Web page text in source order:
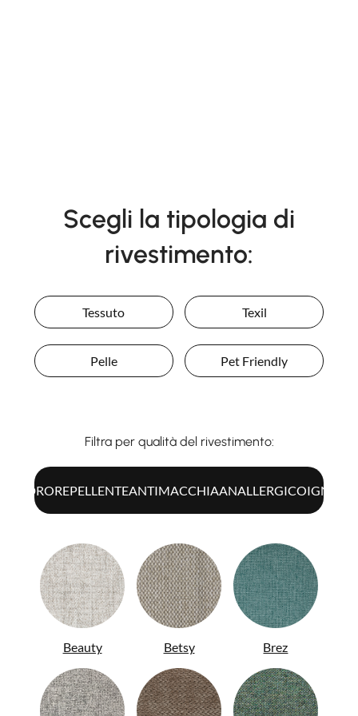
Scegli la tipologia di
rivestimento:
Tessuto Texil
Pelle Pet Friendly
Filtra per qualità del rivestimento:
IDROREPELLENTEANTIMACCHIAANALLERGICO
Beauty Betsy Brez